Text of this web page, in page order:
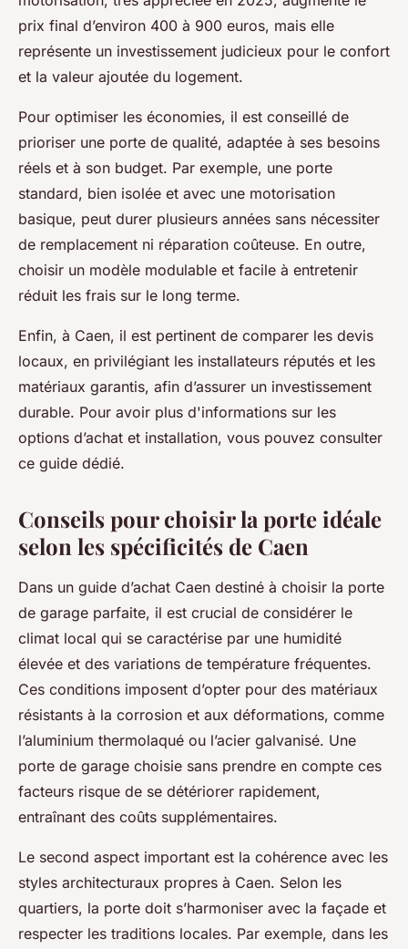
prix final d’environ 400 à 900 euros, mais elle
représente un investissement judicieux pour le confort
et la valeur ajoutée du logement.
Pour optimiser les économies, il est conseillé de
prioriser une porte de qualité, adaptée à ses besoins
réels et à son budget. Par exemple, une porte
standard, bien isolée et avec une motorisation
basique, peut durer plusieurs années sans nécessiter
de remplacement ni réparation coûteuse. En outre,
choisir un modèle modulable et facile à entretenir
réduit les frais sur le long terme.
Enfin, à Caen, il est pertinent de comparer les devis
locaux, en privilégiant les installateurs réputés et les
matériaux garantis, afin d’assurer un investissement
durable. Pour avoir plus d'informations sur les
options d’achat et installation, vous pouvez consulter
ce guide dédié.
Conseils pour choisir la porte idéale
selon les spécificités de Caen
Dans un guide d’achat Caen destiné à choisir la porte
de garage parfaite, il est crucial de considérer le
climat local qui se caractérise par une humidité
élevée et des variations de température fréquentes.
Ces conditions imposent d’opter pour des matériaux
résistants à la corrosion et aux déformations, comme
l’aluminium thermolaqué ou l’acier galvanisé. Une
porte de garage choisie sans prendre en compte ces
facteurs risque de se détériorer rapidement,
entraînant des coûts supplémentaires.
Le second aspect important est la cohérence avec les
styles architecturaux propres à Caen. Selon les
quartiers, la porte doit s’harmoniser avec la façade et
respecter les traditions locales. Par exemple, dans les